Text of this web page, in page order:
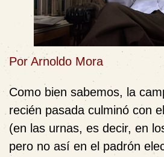
Por Arnoldo Mora
Como bien sabemos, la
recién pasada culminó con
(en las urnas, es decir, en
pero no así en el padrón